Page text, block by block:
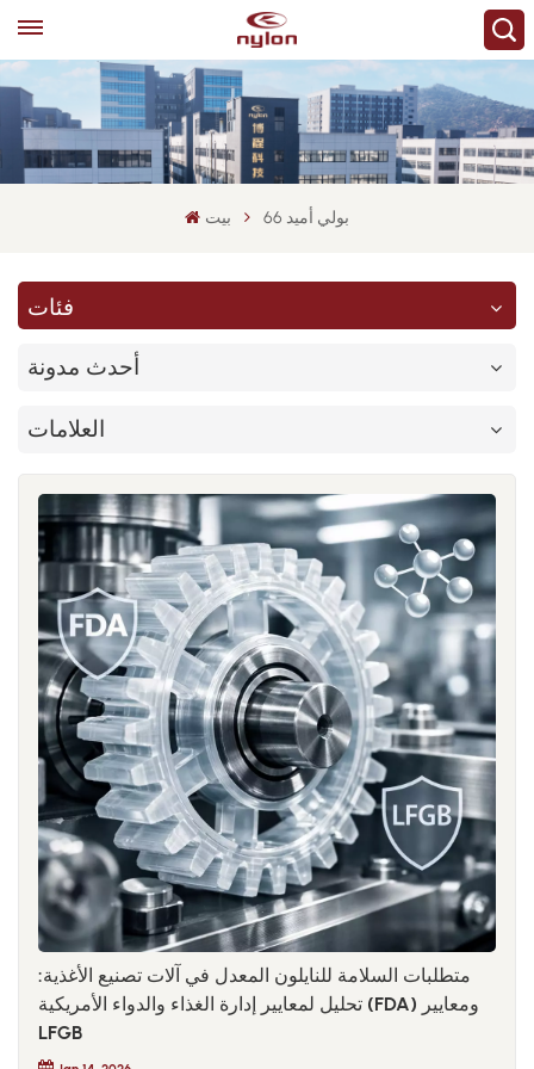
بيت بولي أميد 66
فئات
أحدث مدونة
العلامات
متطلبات السلامة للنايلون المعدل في آلات تصنيع الأغذية:
تحليل لمعايير إدارة الغذاء والدواء الأمريكية (FDA) ومعايير
LFGB